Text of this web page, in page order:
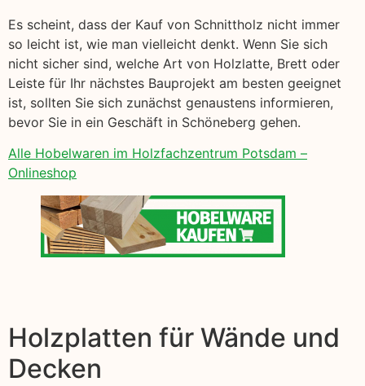
Es scheint, dass der Kauf von Schnittholz nicht immer
so leicht ist, wie man vielleicht denkt. Wenn Sie sich
nicht sicher sind, welche Art von Holzlatte, Brett oder
Leiste für Ihr nächstes Bauprojekt am besten geeignet
ist, sollten Sie sich zunächst genaustens informieren,
bevor Sie in ein Geschäft in Schöneberg gehen.
Alle Hobelwaren im Holzfachzentrum Potsdam –
Onlineshop
Holzplatten für Wände und
Decken